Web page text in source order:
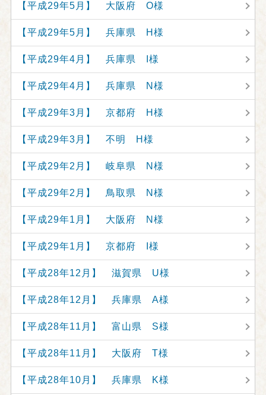
【平成29年5月】 大阪府 O様
【平成29年5月】 兵庫県 H様
【平成29年4月】 兵庫県 I様
【平成29年4月】 兵庫県 N様
【平成29年3月】 京都府 H様
【平成29年3月】 不明 H様
【平成29年2月】 岐阜県 N様
【平成29年2月】 鳥取県 N様
【平成29年1月】 大阪府 N様
【平成29年1月】 京都府 I様
【平成28年12月】 滋賀県 U様
【平成28年12月】 兵庫県 A様
【平成28年11月】 富山県 S様
【平成28年11月】 大阪府 T様
【平成28年10月】 兵庫県 K様